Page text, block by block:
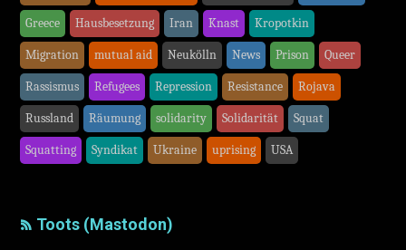
Greece Hausbesetzung Iran Knast Kropotkin
Migration mutual aid Neukölln News Prison Queer
Rassismus Refugees Repression Resistance Rojava
Russland Räumung solidarity Solidarität Squat
Squatting Syndikat Ukraine uprising USA
Toots (Mastodon)